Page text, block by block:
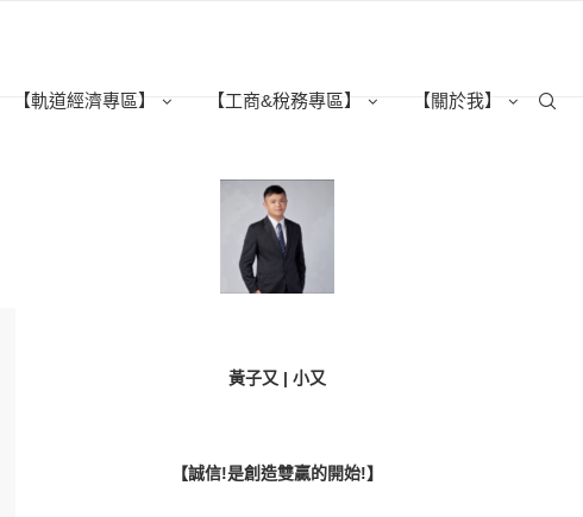
【軌道經濟專區】 【工商&稅務專區】 【關於我】
黃子又 | 小又
【誠信!是創造雙贏的開始!】